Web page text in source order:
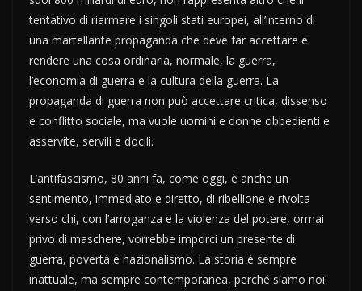
tentativo di riarmare i singoli stati europei, all’interno di
una martellante propaganda che deve far accettare e
rendere una cosa ordinaria, normale, la guerra,
l’economia di guerra e la cultura della guerra. La
propaganda di guerra non può accettare critica, dissenso
e conflitto sociale, ma vuole uomini e donne obbedienti e
asservite, servili e docili.
L’antifascismo, 80 anni fa, come oggi, è anche un
sentimento, immediato e diretto, di ribellione e rivolta
verso chi, con l’arroganza e la violenza del potere, ormai
privo di maschere, vorrebbe imporci un presente di
guerra, povertà e nazionalismo. La storia è sempre
inattuale, ma sempre contemporanea, perché siamo noi